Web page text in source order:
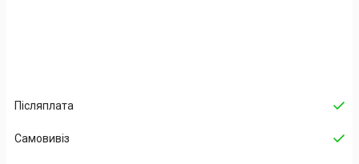
Післяплата
Самовивіз